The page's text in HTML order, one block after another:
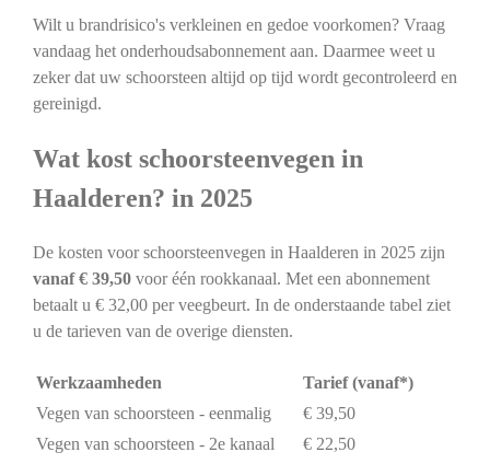
Wilt u brandrisico's verkleinen en gedoe voorkomen? Vraag
vandaag het onderhoudsabonnement aan. Daarmee weet u
zeker dat uw schoorsteen altijd op tijd wordt gecontroleerd en
gereinigd.
Wat kost schoorsteenvegen in
Haalderen? in 2025
De kosten voor schoorsteenvegen in Haalderen in 2025 zijn
vanaf € 39,50voor één rookkanaal. Met een abonnement
betaalt u € 32,00 per veegbeurt. In de onderstaande tabel ziet
u de tarieven van de overige diensten.
Werkzaamheden
Tarief (vanaf*)
Vegen van schoorsteen - eenmalig
€ 39,50
Vegen van schoorsteen - 2e kanaal
€ 22,50